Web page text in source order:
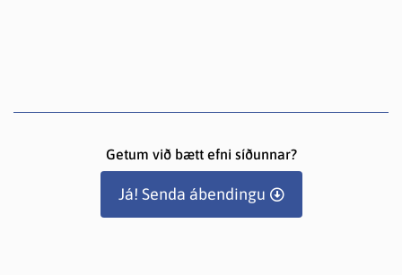
Getum við bætt efni síðunnar?
Já! Senda ábendingu